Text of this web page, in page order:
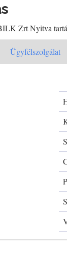
Zrt Nyitva
Ügyfélszolgálat